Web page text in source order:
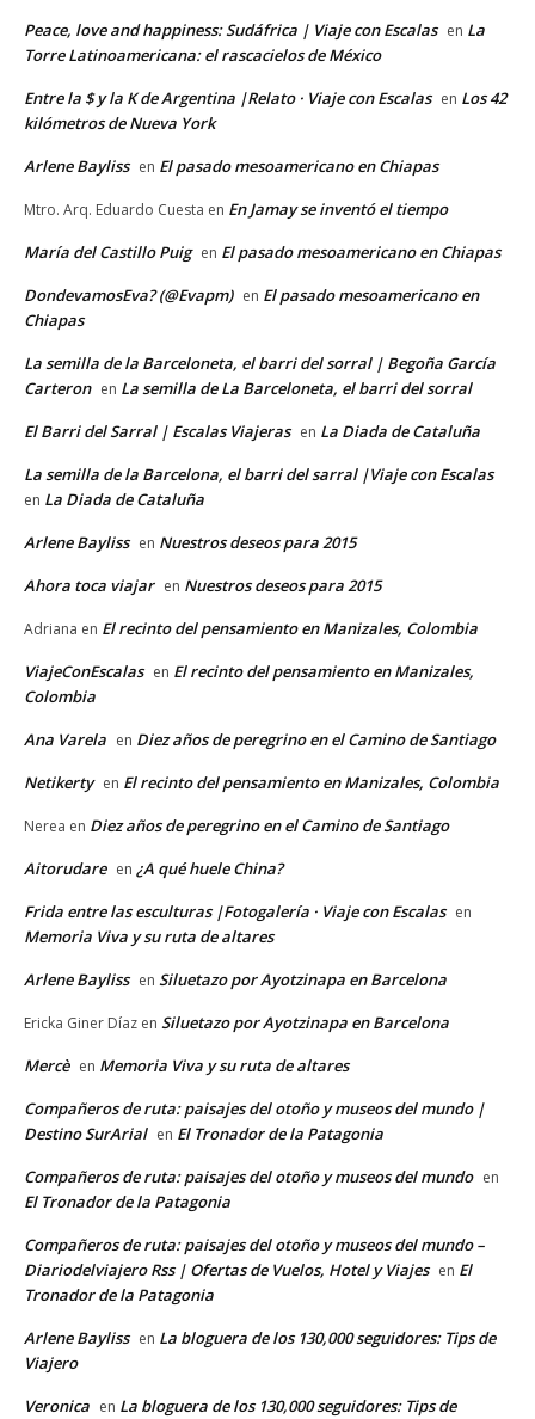
Peace, love and happiness: Sudáfrica | Viaje con Escalas en La
Torre Latinoamericana: el rascacielos de México
Entre la $ y la K de Argentina |Relato · Viaje con Escalas en Los 42
kilómetros de Nueva York
Arlene Bayliss en El pasado mesoamericano en Chiapas
Mtro. Arq. Eduardo Cuesta en En Jamay se inventó el tiempo
María del Castillo Puig en El pasado mesoamericano en Chiapas
DondevamosEva? (@Evapm) en El pasado mesoamericano en
Chiapas
La semilla de la Barceloneta, el barri del sorral | Begoña García
Carteron en La semilla de La Barceloneta, el barri del sorral
El Barri del Sarral | Escalas Viajeras en La Diada de Cataluña
La semilla de la Barcelona, el barri del sarral |Viaje con Escalas
en La Diada de Cataluña
Arlene Bayliss en Nuestros deseos para 2015
Ahora toca viajar en Nuestros deseos para 2015
Adriana en El recinto del pensamiento en Manizales, Colombia
ViajeConEscalas en El recinto del pensamiento en Manizales,
Colombia
Ana Varela en Diez años de peregrino en el Camino de Santiago
Netikerty en El recinto del pensamiento en Manizales, Colombia
Nerea en Diez años de peregrino en el Camino de Santiago
Aitorudare en ¿A qué huele China?
Frida entre las esculturas |Fotogalería · Viaje con Escalas en
Memoria Viva y su ruta de altares
Arlene Bayliss en Siluetazo por Ayotzinapa en Barcelona
Ericka Giner Díaz en Siluetazo por Ayotzinapa en Barcelona
Mercè en Memoria Viva y su ruta de altares
Compañeros de ruta: paisajes del otoño y museos del mundo |
Destino SurArial en El Tronador de la Patagonia
Compañeros de ruta: paisajes del otoño y museos del mundo en
El Tronador de la Patagonia
Compañeros de ruta: paisajes del otoño y museos del mundo –
Diariodelviajero Rss | Ofertas de Vuelos, Hotel y Viajes en El
Tronador de la Patagonia
Arlene Bayliss en La bloguera de los 130,000 seguidores: Tips de
Viajero
Veronica en La bloguera de los 130,000 seguidores: Tips de